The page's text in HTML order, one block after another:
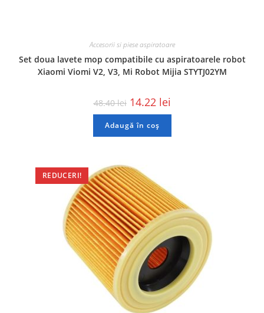
Accesorii si piese aspiratoare
Set doua lavete mop compatibile cu aspiratoarele robot
Xiaomi Viomi V2, V3, Mi Robot Mijia STYTJ02YM
48.40lei 14.22 lei
Adaugă în coș
REDUCERI!